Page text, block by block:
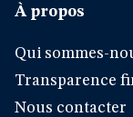
À propos
Qui sommes-
Transparence
Nous contacter